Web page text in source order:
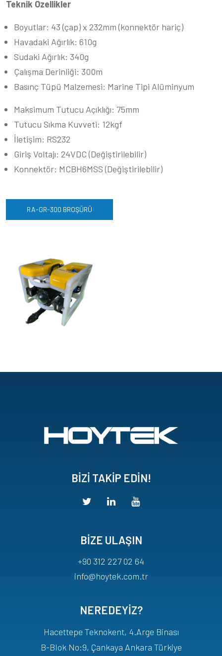
Teknik Özellikler
Boyutlar: 43 (çap) x 232mm (konnektör hariç)
Havadaki Ağırlık: 610g
Sudaki Ağırlık: 340g
Çalışma Derinliği: 300m
Basınç Tüpü Malzemesi: Marine Tipi Alüminyum
Maksimum Tutucu Açıklığı: 75mm
Tutucu Sıkma Kuvveti: 12kgf
İletişim: RS232
Giriş Voltajı: 24VDC (Değiştirilebilir)
Konnektör: MCBH6MSS (Değiştirilebilir)
RA-GR-300 BROŞÜRÜ
BİZİ TAKİP EDİN!
BİZE ULAŞIN
+90 312 227 02 64
info@hoytek.com.tr
NEREDEYİZ?
Hacettepe Teknokent, 4.Arge Binası
B-Blok No:9, Çankaya Ankara Türkiye